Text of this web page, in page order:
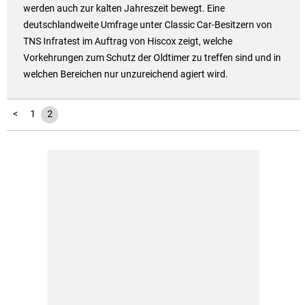
werden auch zur kalten Jahreszeit bewegt. Eine
deutschlandweite Umfrage unter Classic Car-Besitzern von
TNS Infratest im Auftrag von Hiscox zeigt, welche
Vorkehrungen zum Schutz der Oldtimer zu treffen sind und in
welchen Bereichen nur unzureichend agiert wird.
< 1 2